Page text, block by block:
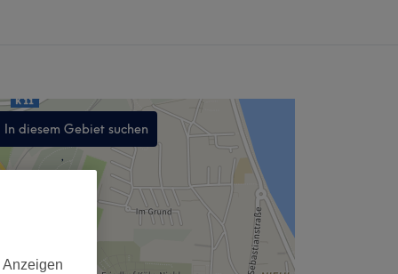
In diesem Gebiet suchen
,